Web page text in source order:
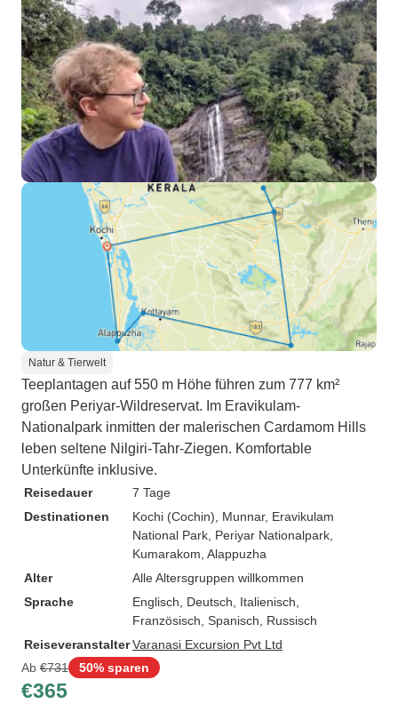
Natur & Tierwelt
Teeplantagen auf 550 m Höhe führen zum 777 km²
großen Periyar-Wildreservat. Im Eravikulam-
Nationalpark inmitten der malerischen Cardamom Hills
leben seltene Nilgiri-Tahr-Ziegen. Komfortable
Unterkünfte inklusive.
Reisedauer
7 Tage
Destinationen
Kochi (Cochin) , Munnar, Eravikulam
National Park , Periyar Nationalpark
Kumarakom , Alappuzha
Alter
Alle Altersgruppen willkommen
Sprache
Englisch, Deutsch, Italienisch,
Französisch, Spanisch, Russisch
ReiseveranstalterVaranasi Excursion Pvt Ltd
Ab €731 50% sparen
€365